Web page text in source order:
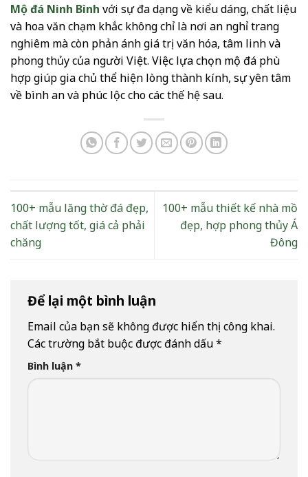
Mộ đá Ninh Bình với sự đa dạng về kiểu dáng, chất liệu
và hoa văn chạm khắc không chỉ là nơi an nghỉ trang
nghiêm mà còn phản ánh giá trị văn hóa, tâm linh và
phong thủy của người Việt. Việc lựa chọn mộ đá phù
hợp giúp gia chủ thể hiện lòng thành kính, sự yên tâm
về bình an và phúc lộc cho các thế hệ sau.
100+ mẫu lăng thờ đá đẹp,
chất lượng tốt, giá cả phải
chăng
100+ mẫu thiết kế nhà mồ
đẹp, hợp phong thủy Á
Đông
Để lại một bình luận
Email của bạn sẽ không được hiển thị công khai.
Các trường bắt buộc được đánh dấu*
Bình luận *